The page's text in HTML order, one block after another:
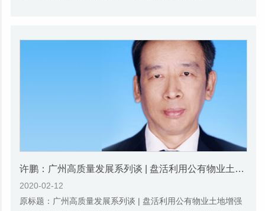
许鹏：广州高质量发展系列谈 | 盘活利用公有物业土地增强经济发展韧性后劲
2020-02-12
原标题：广州高质量发展系列谈 | 盘活利用公有物业土地增强